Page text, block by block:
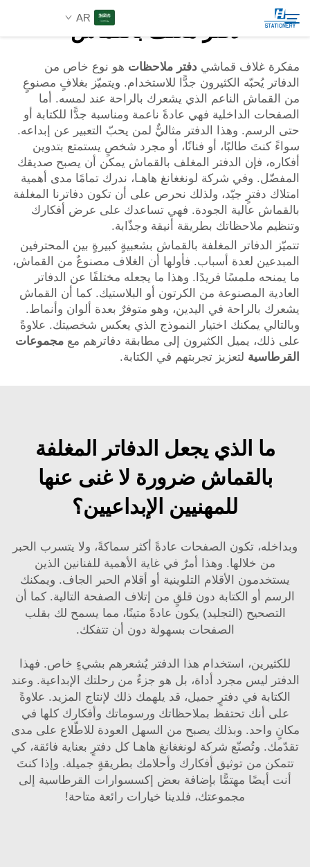
AR
المنتجات
عن الشركة
حلول مخصصة
الموارد
اتصل بنا
Search
دفتر مغلف بالقماش
مفكرة غلاف قماشي دفتر ملاحظات هو نوع خاص من
الدفاتر يُحبّه الكثيرون جدًّا للاستخدام. ويتميّز بغلافٍ مصنوعٍ
من القماش الناعم الذي يشعرك بالراحة عند لمسه. أما
الصفحات الداخلية فهي عادةً ناعمة ومناسبة جدًّا للكتابة أو
حتى الرسم. وهذا الدفتر مثاليٌّ لمن يحبّ التعبير عن إبداعه.
سواءً كنتَ طالبًا، أو فنانًا، أو مجرد شخصٍ يستمتع بتدوين
أفكاره، فإن الدفتر المغلف بالقماش يمكن أن يصبح صديقك
المفضّل. وفي شركة لونغغانغ هاهـا، ندرك تمامًا مدى أهمية
امتلاك دفترٍ جيّد، ولذلك نحرص على أن تكون دفاترنا المغلفة
بالقماش عالية الجودة. فهي تساعدك على عرض أفكارك
وتنظيم ملاحظاتك بطريقة أنيقة وجذّابة.
تتميّز الدفاتر المغلفة بالقماش بشعبيةٍ كبيرةٍ بين المحترفين
المبدعين لعدة أسباب. فأولها أن الغلاف مصنوعٌ من القماش،
ما يمنحه ملمسًا فريدًا. وهذا ما يجعله مختلفًا عن الدفاتر
العادية المصنوعة من الكرتون أو البلاستيك. كما أن القماش
يشعرك بالراحة في اليدين، وهو متوفرٌ بعدة ألوان وأنماط.
وبالتالي يمكنك اختيار النموذج الذي يعكس شخصيتك. علاوةً
على ذلك، يميل الكثيرون إلى مطابقة دفاترهم مع مجموعات
القرطاسية لتعزيز تجربتهم في الكتابة.
ما الذي يجعل الدفاتر المغلفة
بالقماش ضرورة لا غنى عنها
للمهنيين الإبداعيين؟
وبداخله، تكون الصفحات عادةً أكثر سماكةً، ولا يتسرب الحبر
من خلالها. وهذا أمرٌ في غاية الأهمية للفنانين الذين
يستخدمون الأقلام التلوينية أو أقلام الحبر الجاف. ويمكنك
الرسم أو الكتابة دون قلقٍ من إتلاف الصفحة التالية. كما أن
التصحيح (التجليد) يكون عادةً متينًا، مما يسمح لك بقلب
الصفحات بسهولة دون أن تتفكك.
للكثيرين، استخدام هذا الدفتر يُشعرهم بشيءٍ خاص. فهذا
الدفتر ليس مجرد أداة، بل هو جزءٌ من رحلتك الإبداعية. وعند
الكتابة في دفترٍ جميل، قد يلهمك ذلك لإنتاج المزيد. علاوةً
على أنك تحتفظ بملاحظاتك ورسوماتك وأفكارك كلها في
مكانٍ واحد. وبذلك يصبح من السهل العودة للاطّلاع على مدى
تقدّمك. وتُصنّع شركة لونغغانغ هاهـا كل دفترٍ بعناية فائقة، كي
تتمكن من توثيق أفكارك وأحلامك بطريقةٍ جميلة. وإذا كنتَ
أنت أيضًا مهتمًّا بإضافة بعض إكسسوارات القرطاسية
إلى
مجموعتك، فلدينا خيارات رائعة متاحة!